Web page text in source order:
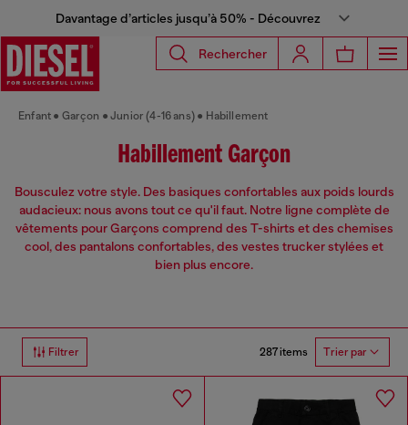
Davantage d’articles jusqu’à 50% - Découvrez
Rechercher
Enfant Garçon Junior (4-16 ans) Habillement
Habillement Garçon
Bousculez votre style. Des basiques confortables aux poids lourds
audacieux: nous avons tout ce qu'il faut. Notre ligne complète de
vêtements pour Garçons comprend des T-shirts et des chemises
cool, des pantalons confortables, des vestes trucker stylées et
bien plus encore.
Filtrer 287 items Trier par